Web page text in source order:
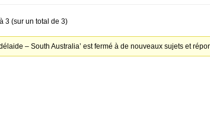
3 (sur un total de 3)
– South Australia’ est fermé à de nouveaux sujets et